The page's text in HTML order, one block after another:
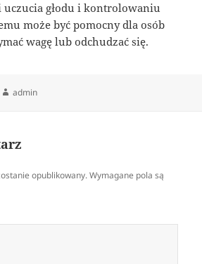
głodu i kontrolowaniu
może być pomocny dla osób
wagę lub odchudzać się.
Autor
admin
opublikowany. Wymagane pola są